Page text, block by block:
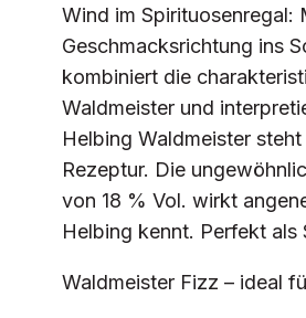
Wind im Spirituosenregal:
Geschmacksrichtung ins
kombiniert die
Waldmeister und
Helbing Waldmeister
Rezeptur. Die
von 18 % Vol. wirkt
Helbing kennt. Perfekt
Waldmeister Fizz – ideal